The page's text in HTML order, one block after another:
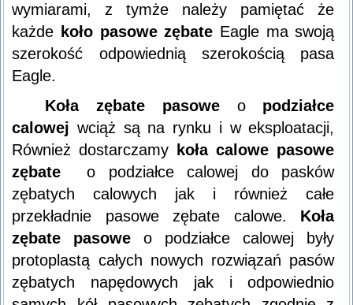
wymiarami, z tymże należy pamiętać że
każde koło pasowe zębate Eagle ma swoją
szerokość odpowiednią szerokością pasa
Eagle.
Koła zębate pasowe o podziałce
calowej wciąż są na rynku i w eksploatacji,
Również dostarczamy
koła calowe pasowe
zębate o podziałce calowej do pasków
zębatych calowych jak i również całe
przekładnie pasowe zębate calowe. Koła
zębate pasowe o podziałce calowej były
protoplastą całych nowych rozwiązań pasów
zębatych napędowych jak i odpowiednio